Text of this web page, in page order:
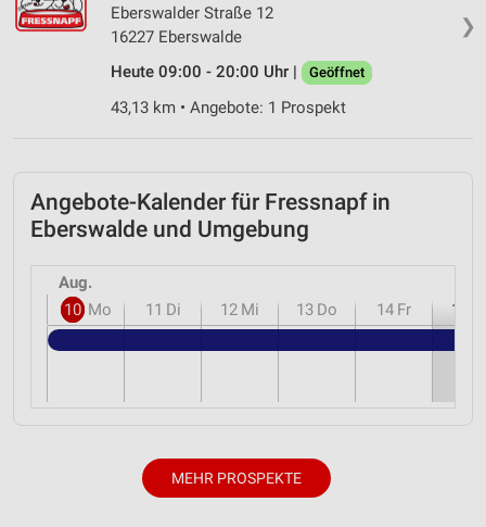
❯
Eberswalder Straße 12
16227 Eberswalde
Heute 09:00 - 20:00 Uhr |
Geöffnet
43,13 km • Angebote: 1 Prospekt
Angebote-Kalender für Fressnapf in
Eberswalde und Umgebung
Aug.
10 Mo 11 Di 12 Mi 13 Do 14 Fr 15
MEHR PROSPEKTE